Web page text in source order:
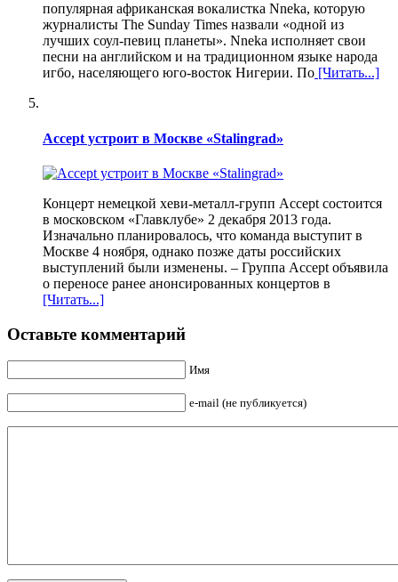
популярная африканская вокалистка Nneka, которую
журналисты The Sunday Times назвали «одной из
лучших соул-певиц планеты». Nneka исполняет свои
песни на английском и на традиционном языке народа
игбо, населяющего юго-восток Нигерии. По [Читать...]
Accept устроит в Москве «Stalingrad»
Концерт немецкой хеви-металл-групп Accept состоится
в московском «Главклубе» 2 декабря 2013 года.
Изначально планировалось, что команда выступит в
Москве 4 ноября, однако позже даты российских
выступлений были изменены. – Группа Accept объявила
о переносе ранее анонсированных концертов в
[Читать...]
Оставьте комментарий
Имя
e-mail (не публикуется)